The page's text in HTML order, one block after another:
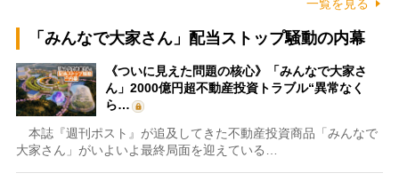
一覧を見る
「みんなで大家さん」配当ストップ騒動の内幕
《ついに見えた問題の核心》「みんなで大家さ
ん」2000億円超不動産投資トラブル“異常なく
ら…
本誌『週刊ポスト』が追及してきた不動産投資商品「みんなで
大家さん」がいよいよ最終局面を迎えている…